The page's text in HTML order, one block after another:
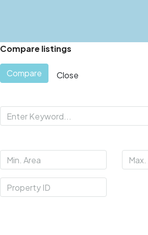
Compare listings
Compare
Close